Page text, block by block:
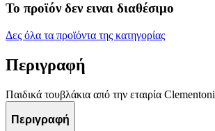
Το προϊόν δεν ειναι διαθέσιμο
Δες όλα τα προϊόντα της κατηγορίας
Περιγραφή
Παιδικά τουβλάκια από την εταιρία Clementoni
Περιγραφή